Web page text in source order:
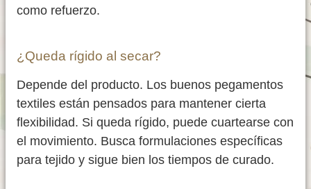
como refuerzo.
¿Queda rígido al secar?
Depende del producto. Los buenos pegamentos
textiles están pensados para mantener cierta
flexibilidad. Si queda rígido, puede cuartearse con
el movimiento. Busca formulaciones específicas
para tejido y sigue bien los tiempos de curado.